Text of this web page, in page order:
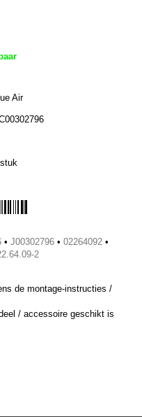
Air
• J00302796 • 02264092 •
2
de montage-instructies /
/ accessoire geschikt is